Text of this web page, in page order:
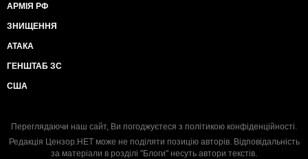
АРМІЯ РФ
ЗНИЩЕННЯ
АТАКА
ГЕНШТАБ ЗС
США
Переглядаючи наш сайт, Ви погоджуєтеся з політикою конфіденційності.
Редакція Цензор.НЕТ може не поділяти позицію авторів. Відповідальність
за матеріали в розділі "Блоги" несуть автори текстів.